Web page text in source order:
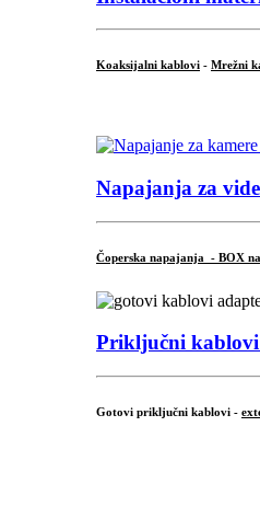
Koaksijalni kablovi - Mrežni
Napajanja za
Čoperska napajanja - BOX
Priključni
Gotovi priključni kablovi -